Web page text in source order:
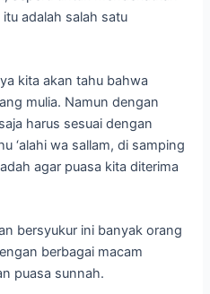
adalah salah satu
kita akan tahu bahwa
mulia. Namun dengan
harus sesuai dengan
‘alahi wa sallam, di samping
agar puasa kita diterima
bersyukur ini banyak orang
berbagai macam
puasa sunnah.